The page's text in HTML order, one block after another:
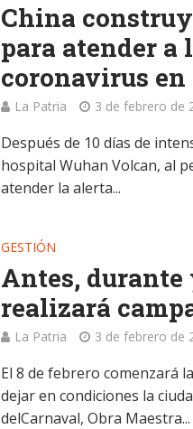
China
para atender a
coronavirus
La Patria 3 de febrero de
Después de 10 días de
hospital Wuhan Volcan, al
atender la alerta...
GESTIÓN
Antes, durante
realizará
La Patria 3 de febrero de
El 8 de febrero comenzará
dejar en condiciones la
delCarnaval, Obra Maestra...